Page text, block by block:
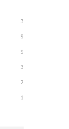
3
9
9
3
2
1